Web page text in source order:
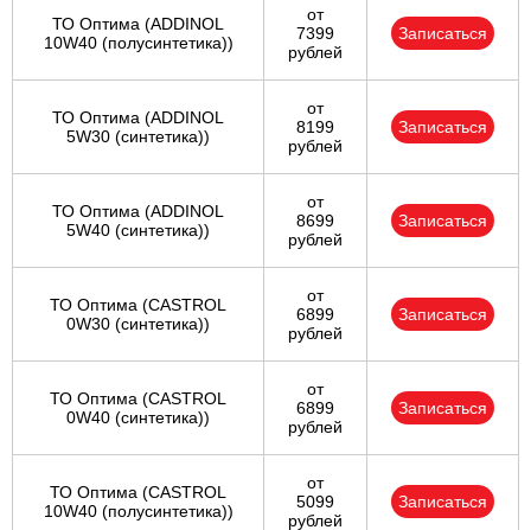
ТО Оптима (ADDINOL
10W40 (полусинтетика))
от
7399
рублей
Записаться
ТО Оптима (ADDINOL
5W30 (синтетика))
от
8199
рублей
Записаться
ТО Оптима (ADDINOL
5W40 (синтетика))
от
8699
рублей
Записаться
ТО Оптима (CASTROL
0W30 (синтетика))
от
6899
рублей
Записаться
ТО Оптима (CASTROL
0W40 (синтетика))
от
6899
рублей
Записаться
ТО Оптима (CASTROL
10W40 (полусинтетика))
от
5099
рублей
Записаться